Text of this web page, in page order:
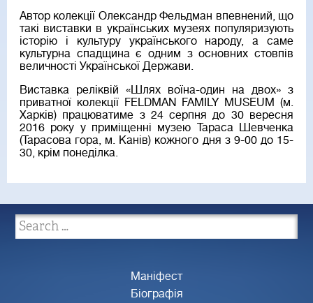
Автор колекції Олександр Фельдман впевнений, що
такі виставки в українських музеях популяризують
історію і культуру українського народу, а саме
культурна спадщина є одним з основних стовпів
величності Української Держави.
Виставка реліквій «Шлях воїна-один на двох» з
приватної колекції FELDMAN FAMILY MUSEUM (м.
Харків) працюватиме з 24 серпня до 30 вересня
2016 року у приміщенні музею Тараса Шевченка
(Тарасова гора, м. Канів) кожного дня з 9-00 до 15-
30, крім понеділка.
Маніфест
Біографія